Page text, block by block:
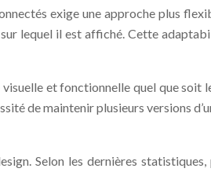
exige une approche plus
lequel il est affiché. Cette
et fonctionnelle quel que soit
de maintenir plusieurs versions
Selon les dernières